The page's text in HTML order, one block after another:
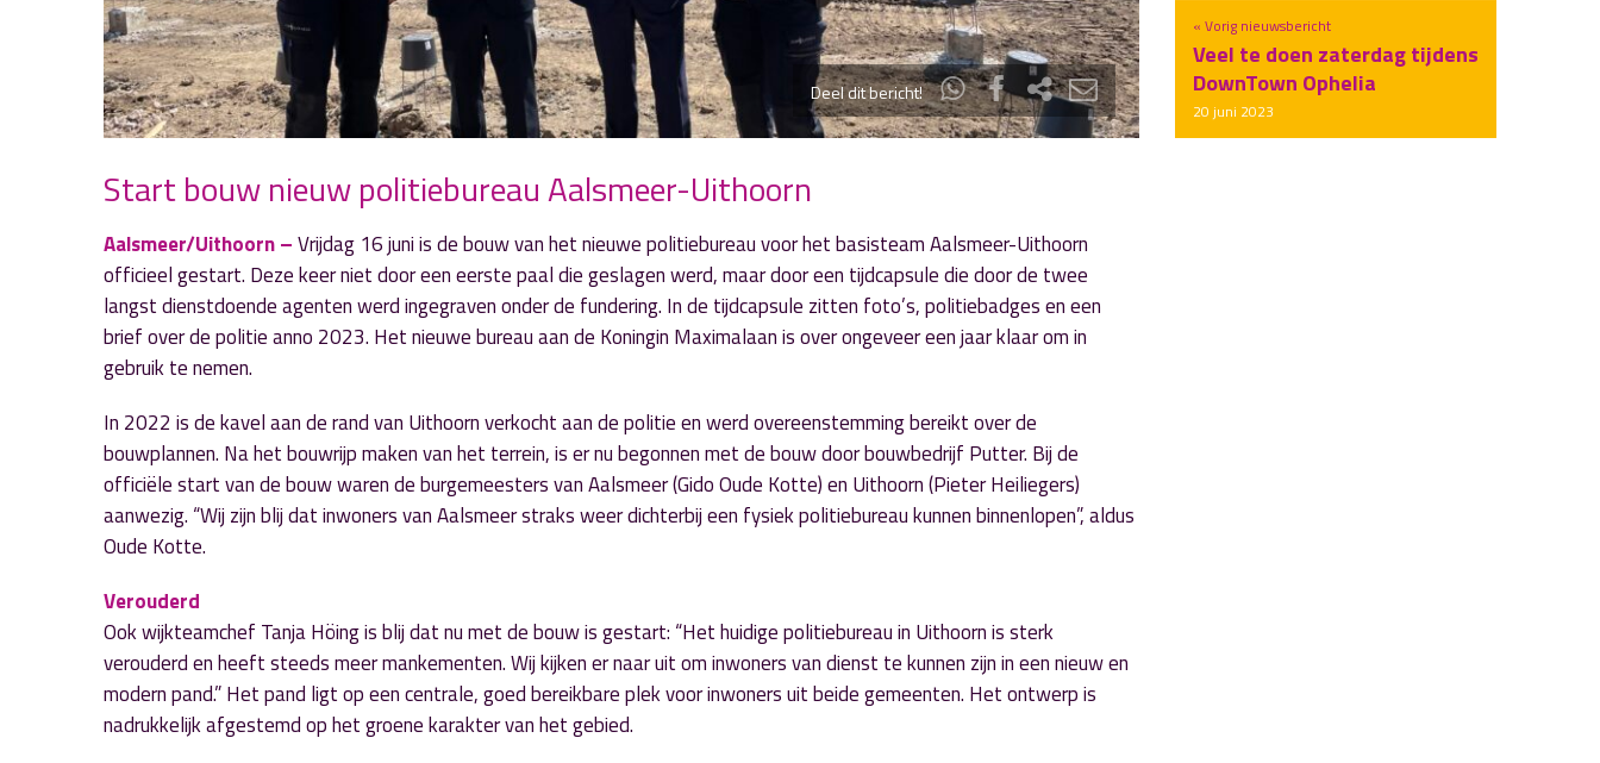
Deel dit bericht!
« Vorig nieuwsbericht
Veel te doen zaterdag tijdens
DownTown Ophelia
20 juni 2023
Start bouw nieuw politiebureau Aalsmeer-Uithoorn
Aalsmeer/Uithoorn –Vrijdag 16 juni is de bouw van het nieuwe politiebureau voor het basisteam Aalsmeer-Uithoorn
officieel gestart. Deze keer niet door een eerste paal die geslagen werd, maar door een tijdcapsule die door de twee
langst dienstdoende agenten werd ingegraven onder de fundering. In de tijdcapsule zitten foto’s, politiebadges en een
brief over de politie anno 2023. Het nieuwe bureau aan de Koningin Maximalaan is over ongeveer een jaar klaar om in
gebruik te nemen.
In 2022 is de kavel aan de rand van Uithoorn verkocht aan de politie en werd overeenstemming bereikt over de
bouwplannen. Na het bouwrijp maken van het terrein, is er nu begonnen met de bouw door bouwbedrijf Putter. Bij de
officiële start van de bouw waren de burgemeesters van Aalsmeer (Gido Oude Kotte) en Uithoorn (Pieter Heiliegers)
aanwezig. “Wij zijn blij dat inwoners van Aalsmeer straks weer dichterbij een fysiek politiebureau kunnen binnenlopen”, aldus
Oude Kotte.
Verouderd
Ook wijkteamchef Tanja Höing is blij dat nu met de bouw is gestart: “Het huidige politiebureau in Uithoorn is sterk
verouderd en heeft steeds meer mankementen. Wij kijken er naar uit om inwoners van dienst te kunnen zijn in een nieuw en
modern pand.” Het pand ligt op een centrale, goed bereikbare plek voor inwoners uit beide gemeenten. Het ontwerp is
nadrukkelijk afgestemd op het groene karakter van het gebied.